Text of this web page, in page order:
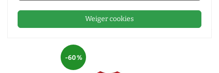
In de winkelwagen
Vergelijk
-60 %
Weiger cookies